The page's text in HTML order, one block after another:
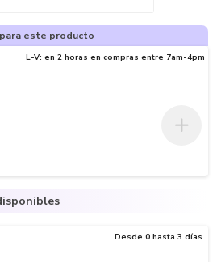
este producto
L-V: en 2 horas en compras entre 7am-4pm
Desde 0 hasta 3 días.